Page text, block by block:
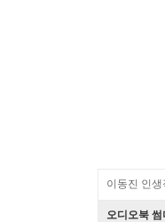
이동진 인
오디오북